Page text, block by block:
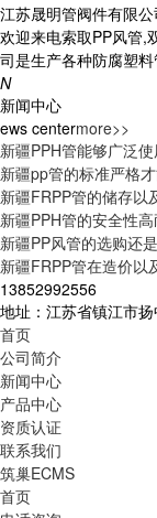
江苏晟明管阀件有限
欢迎来电索取PP风管,
司是生产各种防腐塑
N
新闻中心
ews centermore>>
新疆PPH管能够广泛
新疆pp管的标准严格
新疆FRPP管的储存以
新疆PPH管的安全性
新疆PP风管的选购还
新疆FRPP管在造价以
13852992556
地址：江苏省镇江市
首页
公司简介
新闻中心
产品中心
资质认证
联系我们
筑巢ECMS
首页